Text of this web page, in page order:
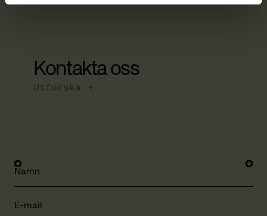
Kontakta oss
Utforska →
Namn
E-mail